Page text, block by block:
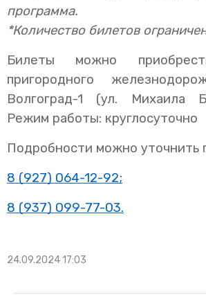
программа.
*Количество билетов
Билеты можно
пригородного
Волгоград-1 (ул. Михаила
Режим работы: круглосуточно
Подробности можно уточнить
8 (927) 064-12-92;
8 (937) 099-77-03.
24.09.2024 17:03